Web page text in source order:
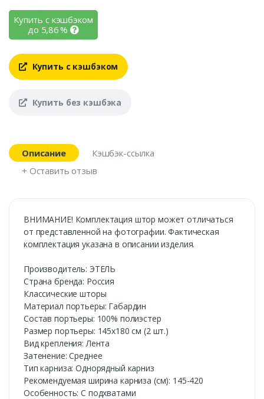
Купить с кэшбэком
до 5,86%
Купить с кэшбэком
Купить без кэшбэка
Описание
Кэшбэк-ссылка
+ Оставить отзыв
ВНИМАНИЕ! Комплектация штор может отличаться
от представленной на фотографии. Фактическая
комплектация указана в описании изделия.
Производитель: ЭТЕЛЬ
Страна бренда: Россия
Классические шторы
Материал портьеры: Габардин
Состав портьеры: 100% полиэстер
Размер портьеры: 145х180 см (2 шт.)
Вид крепления: Лента
Затенение: Среднее
Тип карниза: Однорядный карниз
Рекомендуемая ширина карниза (см): 145-420
Особенность: С подхватами